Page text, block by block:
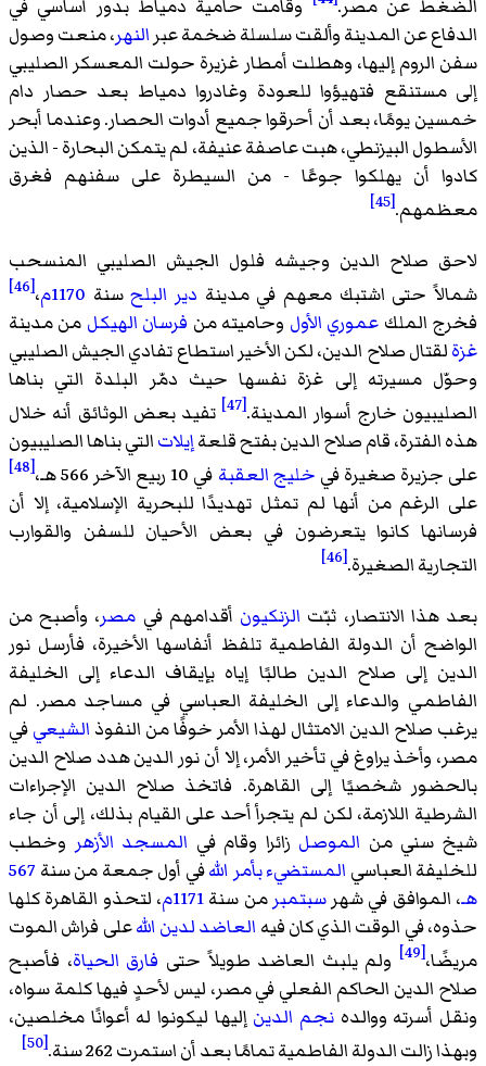
الضغط عن مصر.
وقامت حامية دمياط بدور أساسي في
الدفاع عن المدينة وألقت سلسلة ضخمة عبر النهر، منعت وصول
سفن الروم إليها، وهطلت أمطار غزيرة حولت المعسكر الصليبي
إلى مستنقع فتهيؤوا للعودة وغادروا دمياط بعد حصار دام
خمسين يومًا، بعد أن أحرقوا جميع أدوات الحصار. وعندما أبحر
الأسطول البيزنطي، هبت عاصفة عنيفة، لم يتمكن البحارة - الذين
كادوا أن يهلكوا جوعًا - من السيطرة على سفنهم فغرق
معظمهم.[45]
لاحق صلاح الدين وجيشه فلول الجيش الصليبي المنسحب
شمالاً حتى اشتبك معهم في مدينة دير البلحسنة 1170م ،[46]
فخرج الملك عموري الأول وحاميته من فرسان الهيكل من مدينة
غزةلقتال صلاح الدين، لكن الأخير استطاع تفادي الجيش الصليبي
وحوّل مسيرته إلى غزة نفسها حيث دمّر البلدة التي بناها
الصليبيون خارج أسوار المدينة.[47]
تفيد بعض الوثائق أنه خلال
هذه الفترة، قام صلاح الدين بفتح قلعةإيلاتالتي بناها الصليبيون
على جزيرة صغيرة في خليج العقبة في 10 ربيع الآخر 566 هـ، [48]
على الرغم من أنها لم تمثل تهديدًا للبحرية الإسلامية، إلا أن
فرسانها كانوا يتعرضون في بعض الأحيان للسفن والقوارب
التجارية الصغيرة.[46]
بعد هذا الانتصار، ثبّت الزنكيون أقدامهم في مصر، وأصبح من
الواضح أن الدولة الفاطمية تلفظ أنفاسها الأخيرة، فأرسل نور
الدين إلى صلاح الدين طالبًا إياه بإيقاف الدعاء إلى الخليفة
الفاطمي والدعاء إلى الخليفة العباسي في مساجد مصر. لم
يرغب صلاح الدين الامتثال لهذا الأمر خوفًا من النفوذالشيعيفي
مصر، وأخذ يراوغ في تأخير الأمر، إلا أن نور الدين هدد صلاح الدين
بالحضور شخصيًا إلى القاهرة. فاتخذ صلاح الدين الإجراءات
الشرطية اللازمة، لكن لم يتجرأ أحد على القيام بذلك، إلى أن جاء
شيخ سني من الموصل زائرا وقام في المسجد الأزهر وخطب
للخليفة العباسي المستضيء بأمر اللهفي أول جمعة من سنة 567
هـ، الموافق في شهرسبتمبر من سنة1171م ، لتحذو القاهرة كلها
حذوه، في الوقت الذي كان فيه العاضد لدين اللهعلى فراش الموت
مريضًا،[49] ولم يلبث العاضد طويلاً حتى فارق الحياة، فأصبح
صلاح الدين الحاكم الفعلي في مصر، ليس لأحدٍ فيها كلمة سواه،
ونقل أسرته ووالده نجم الدين إليها ليكونوا له أعوانًا مخلصين،
وبهذا زالت الدولة الفاطمية تمامًا بعد أن استمرت 262 سنة.
[50]